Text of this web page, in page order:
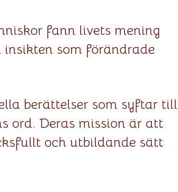
fann livets mening
som förändrade
berättelser som syftar till
ord. Deras mission är att
och utbildande sätt